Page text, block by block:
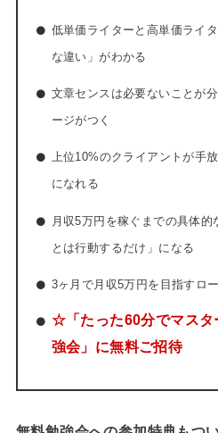
低単価ライターと高単価ライ
な違い」がわかる
文章センスは必要ないことが
ージがつく
上位10%のクライアントが手
になれる
月収5万円を稼ぐまでの具体
とは行動するだけ」になる
3ヶ月で月収5万円を目指すロ
☆「たった60分でマスタ
強会」に無料ご招待